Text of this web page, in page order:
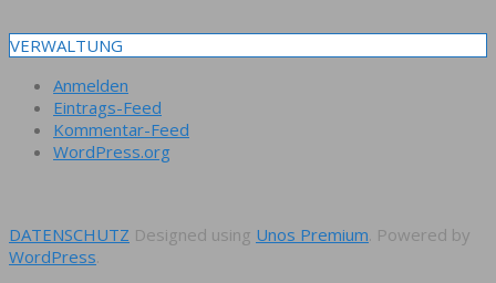
VERWALTUNG
Anmelden
Eintrags-Feed
Kommentar-Feed
WordPress.org
DATENSCHUTZ Designed using Unos Premium. Powered by
WordPress.